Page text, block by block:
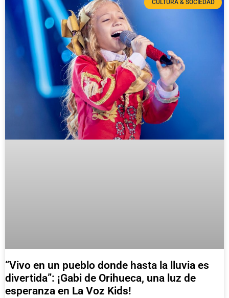
CULTURA & SOCIEDAD
“Vivo en un pueblo donde hasta la lluvia es
divertida”: ¡Gabi de Orihueca, una luz de
esperanza en La Voz Kids!